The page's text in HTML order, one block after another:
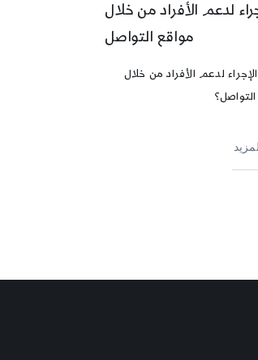
لدعم الأفراد من خلال
مواقع التواصل
لدعم الأفراد من خلال